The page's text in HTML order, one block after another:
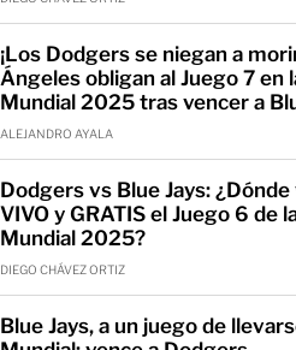
¡Los Dodgers se niegan a
Ángeles obligan al Juego 7 en
Mundial 2025 tras vencer a
ALEJANDRO AYALA
Dodgers vs Blue Jays: ¿Dónde
VIVO y GRATIS el Juego 6 de
Mundial 2025?
DIEGO CHÁVEZ ORTIZ
Blue Jays, a un juego de